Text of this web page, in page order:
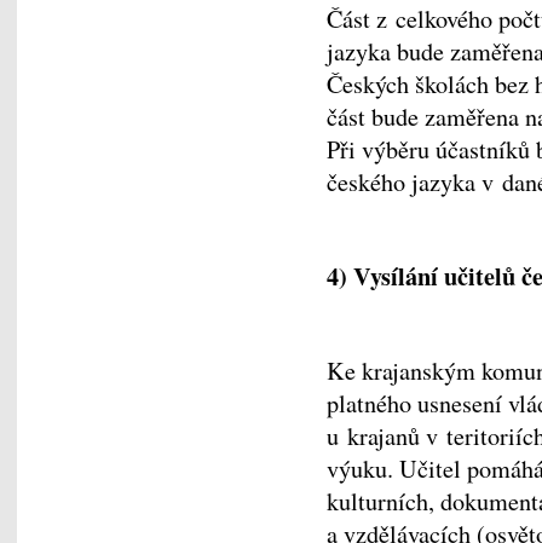
Část z celkového
jazyka bude
Českých školách
část bude zaměřena
Při výběru účastníků
českého jazyka v
4) Vysílání učitelů
Ke krajanským
platného usnesení
u krajanů v
výuku. Učitel
kulturních,
a vzdělávacích